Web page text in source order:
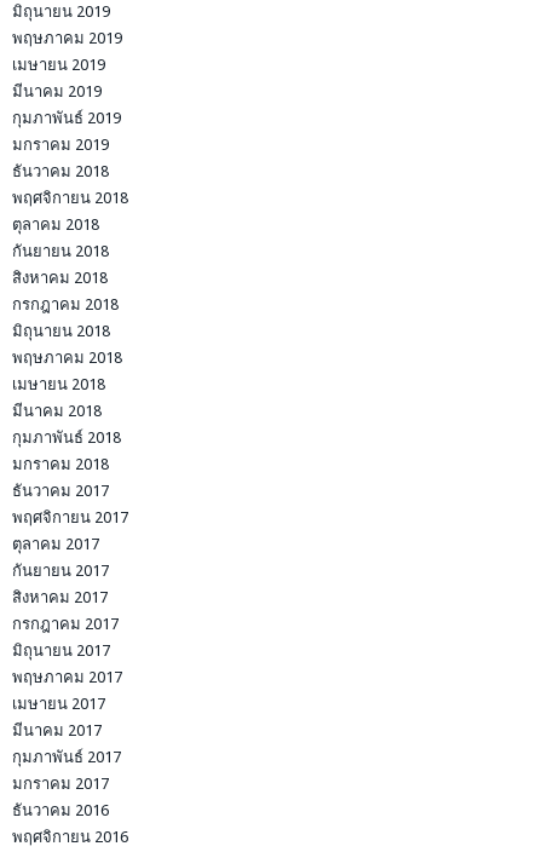
มิถุนายน 2019
พฤษภาคม 2019
เมษายน 2019
มีนาคม 2019
กุมภาพันธ์ 2019
มกราคม 2019
ธันวาคม 2018
พฤศจิกายน 2018
ตุลาคม 2018
กันยายน 2018
สิงหาคม 2018
กรกฎาคม 2018
มิถุนายน 2018
พฤษภาคม 2018
เมษายน 2018
มีนาคม 2018
กุมภาพันธ์ 2018
มกราคม 2018
ธันวาคม 2017
พฤศจิกายน 2017
ตุลาคม 2017
กันยายน 2017
สิงหาคม 2017
กรกฎาคม 2017
มิถุนายน 2017
พฤษภาคม 2017
เมษายน 2017
มีนาคม 2017
กุมภาพันธ์ 2017
มกราคม 2017
ธันวาคม 2016
พฤศจิกายน 2016